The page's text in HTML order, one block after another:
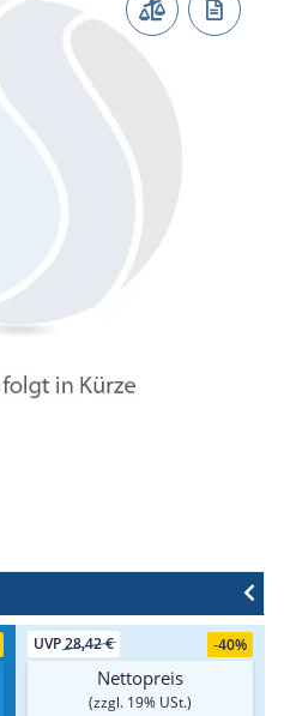
UVP28,42 € -40%
Nettopreis
(zzgl. 19% USt.)